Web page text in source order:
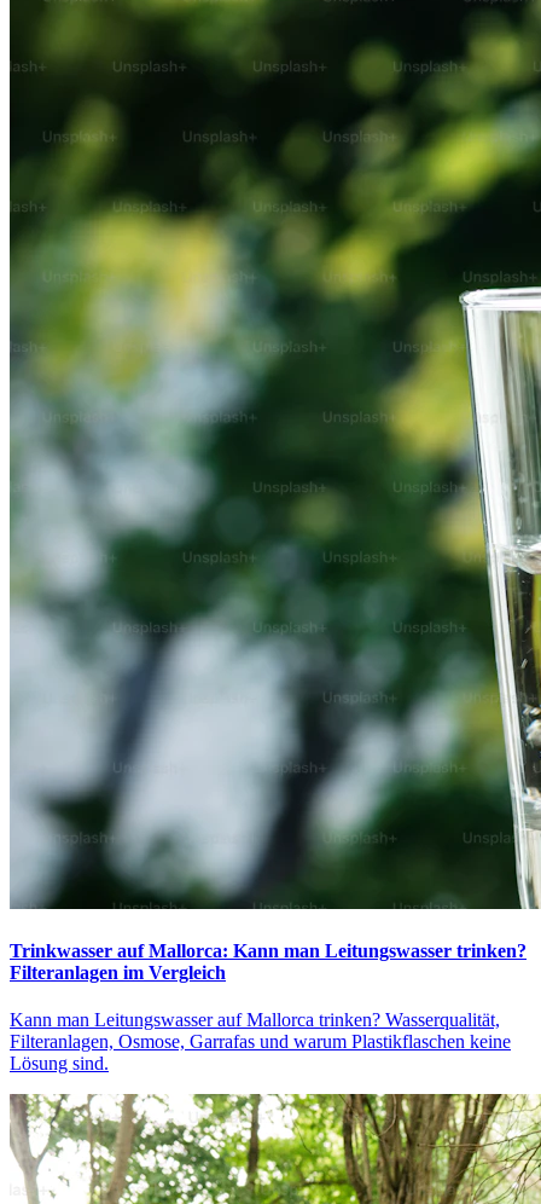
Trinkwasser auf Mallorca: Kann man Leitungswasser trinken?
Filteranlagen im Vergleich
Kann man Leitungswasser auf Mallorca trinken? Wasserqualität,
Filteranlagen, Osmose, Garrafas und warum Plastikflaschen keine
Lösung sind.